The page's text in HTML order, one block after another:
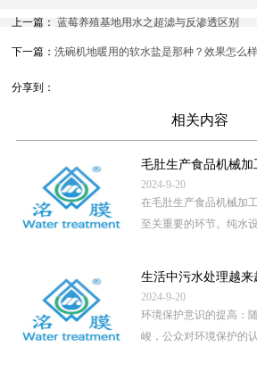
上一篇： 蓝莓养殖基地用水之超滤与反渗透区别
下一篇：洗碗机地暖用的软水盐是那种？效果怎么样
分享到：
相关内容
毛肚生产食品机械加
2024-9-20
在毛肚生产食品机械加
至关重要的环节。纯水
生活中污水处理越来
2024-9-20
环境保护意识的提高：
峻，公众对环境保护的